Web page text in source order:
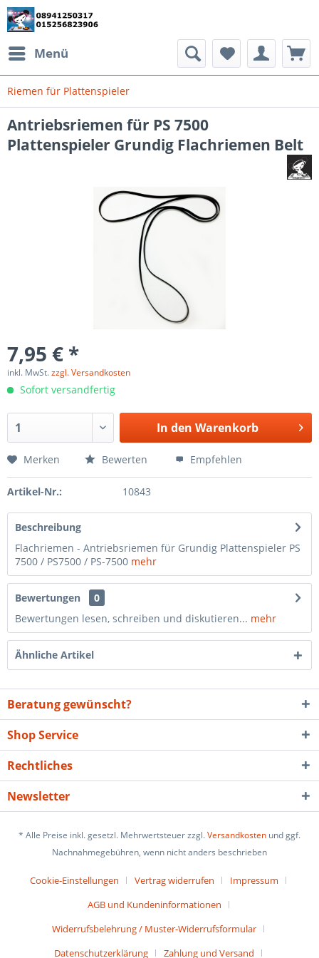
Menü
Riemen für Plattenspieler
Antriebsriemen für PS 7500
Plattenspieler Grundig Flachriemen Belt
7,95 € *
inkl. MwSt.zzgl. Versandkosten
Sofort versandfertig
In den Warenkorb
Merken Bewerten Empfehlen
Artikel-Nr.: 10843
Beschreibung
Flachriemen - Antriebsriemen für Grundig Plattenspieler PS
7500 / PS7500 / PS-7500 mehr
Bewertungen
0
Bewertungen lesen, schreiben und diskutieren... mehr
Ähnliche Artikel
Beratung gewünscht?
Shop Service
Rechtliches
Newsletter
* Alle Preise inkl. gesetzl. Mehrwertsteuer zzgl.Versandkosten und ggf.
Nachnahmegebühren, wenn nicht anders beschrieben
Cookie-Einstellungen Vertrag widerrufen
Impressum
AGB und Kundeninformationen
Widerrufsbelehrung / Muster-Widerrufsformular
Datenschutzerklärung
Zahlung und Versand